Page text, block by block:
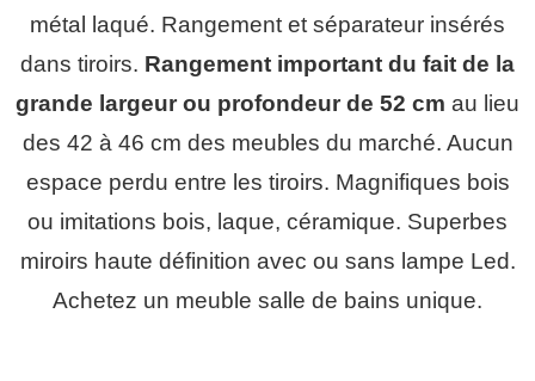
métal laqué. Rangement et séparateur insérés
dans tiroirs. Rangement important du fait de la
grande largeur ou profondeur de 52 cm au lieu
des 42 à 46 cm des meubles du marché. Aucun
espace perdu entre les tiroirs. Magnifiques bois
ou imitations bois, laque, céramique. Superbes
miroirs haute définition avec ou sans lampe Led.
Achetez un meuble salle de bains unique.